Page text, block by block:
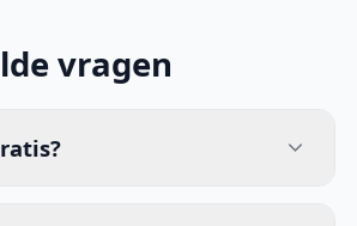
vragen